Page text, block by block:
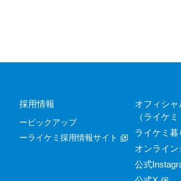
採用情報
ピックアップ
ライケミ採用情報サイト
オフィシ
（ライケ
ライケミ
オンライ
公式